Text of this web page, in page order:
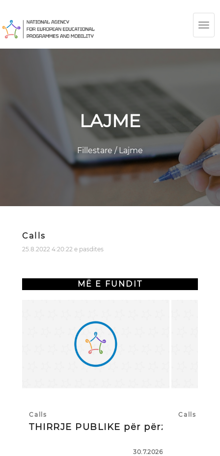
LAJME
Fillestare/Lajme
Calls
25.8.2022 4:20:22 e pasdites
MË E FUNDIT
Calls
THIRRJE PUBLIKE për përzgjedhj
30.7.2026
Calls